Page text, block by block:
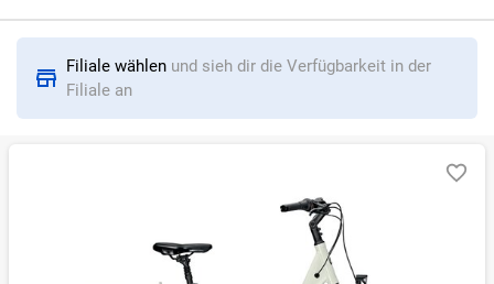
Filiale wählen und sieh dir die Verfügbarkeit in der
Filiale an